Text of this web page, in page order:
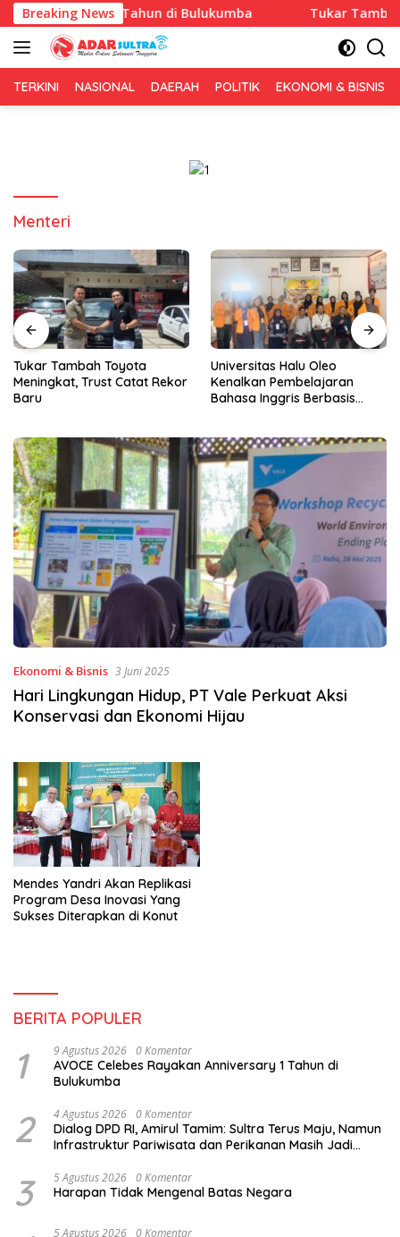
Langsung
ke
konten
Breaking News1 Tahun di Bulukumba Tukar Tambah
TERKINI NASIONAL DAERAH POLITIK EKONOMI & BISNIS
Menteri
Tukar Tambah Toyota
Meningkat, Trust Catat Rekor
Baru
Universitas Halu Oleo
Kenalkan Pembelajaran
Bahasa Inggris Berbasis
Ekonomi & Bisnis 3 Juni 2025
Hari Lingkungan Hidup, PT Vale Perkuat Aksi
Konservasi dan Ekonomi Hijau
Mendes Yandri Akan Replikasi
Program Desa Inovasi Yang
Sukses Diterapkan di Konut
BERITA POPULER
1 9 Agustus 2026 0 Komentar
AVOCE Celebes Rayakan Anniversary 1 Tahun di
Bulukumba
2 4 Agustus 2026 0 Komentar
Dialog DPD RI, Amirul Tamim: Sultra Terus Maju, Namun
Infrastruktur Pariwisata dan Perikanan Masih Jadi
3 5 Agustus 2026 0 Komentar
Harapan Tidak Mengenal Batas Negara
5 Agustus 2026 0 Komentar